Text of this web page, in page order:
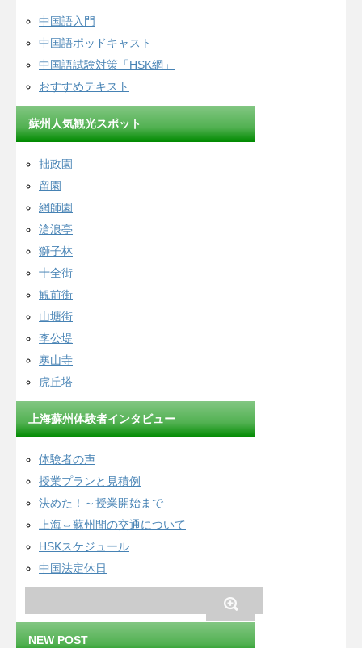
中国語入門
中国語ポッドキャスト
中国語試験対策「HSK網」
おすすめテキスト
蘇州人気観光スポット
拙政園
留園
網師園
滄浪亭
獅子林
十全街
観前街
山塘街
李公堤
寒山寺
虎丘塔
上海蘇州体験者インタビュー
体験者の声
授業プランと見積例
決めた！～授業開始まで
上海⇔蘇州間の交通について
HSKスケジュール
中国法定休日
NEW POST